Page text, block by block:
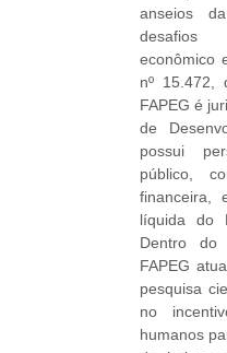
anseios
desafios
econômico
nº
FAPEG é
de
possui
público,
financeira,
líquida do
Dentro do
FAPEG
pesquisa
no
humanos